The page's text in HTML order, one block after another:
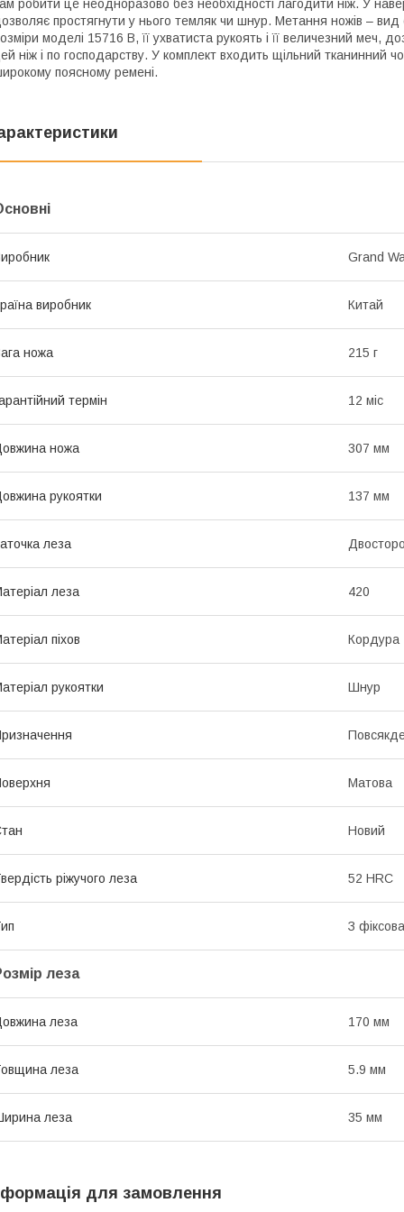
робити це неодноразово без необхідності лагодити ніж. У
простягнути у нього темляк чи шнур. Метання ножів –
моделі 15716 B, її ухватиста рукоять і її величезний меч,
ніж і по господарству. У комплект входить щільний тканинний
поясному ремені.
Grand
виробник Китай
ножа 215 г
термін 12 міс
ножа 307 мм
рукоятки 137 мм
леза
леза 420
піхов Кордура
рукоятки Шнур
Матова
Новий
ріжучого леза 52 HRC
З
леза
леза 170 мм
леза 5.9 мм
леза 35 мм
для замовлення